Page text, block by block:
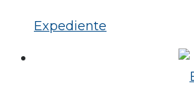
Expediente